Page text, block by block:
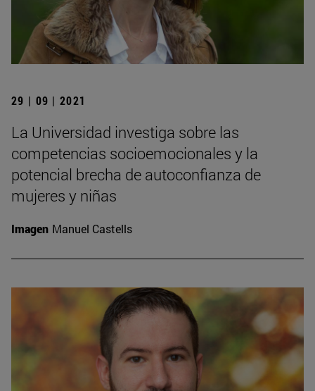
29 | 09 | 2021
La Universidad investiga sobre las
competencias socioemocionales y la
potencial brecha de autoconfianza de
mujeres y niñas
Imagen Manuel Castells